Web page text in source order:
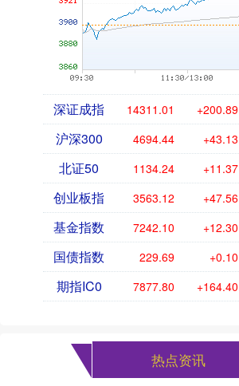
深证成指 14311.01 +200.89
沪深300 4694.44 +43.13
北证50 1134.24 +11.37
创业板指 3563.12 +47.56
基金指数 7242.10 +12.30
国债指数 229.69 +0.10
期指IC0 7877.80 +164.40
热点资讯